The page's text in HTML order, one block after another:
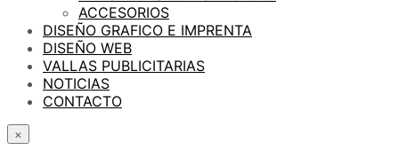
ACCESORIOS
DISEÑO GRAFICO E IMPRENTA
DISEÑO WEB
VALLAS PUBLICITARIAS
NOTICIAS
CONTACTO
×